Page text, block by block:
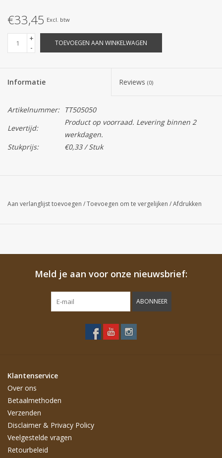
€33,45 Excl. btw
+
-
TOEVOEGEN AAN WINKELWAGEN
Informatie Reviews (0)
Artikelnummer:
TT505050
Levertijd:
Product op voorraad. Levering binnen 2
werkdagen.
Stukprijs:
€0,33 / Stuk
Aan verlanglijst toevoegen /Toevoegen om te vergelijken /Afdrukken
Meld je aan voor onze nieuwsbrief:
ABONNEER
Klantenservice
Over ons
Betaalmethoden
Verzenden
Disclaimer & Privacy Policy
Veelgestelde vragen
Retourbeleid